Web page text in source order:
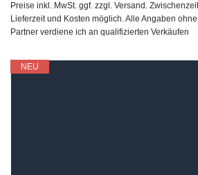
Preise inkl. MwSt. ggf. zzgl. Versand.
Lieferzeit und Kosten möglich. Alle Angaben ohne
Partner verdiene ich an qualifizierten Verkäufen
NEU